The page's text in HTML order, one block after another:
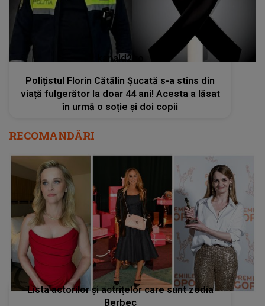
kanald2.ro
Polițistul Florin Cătălin Șucată s-a stins din
viață fulgerător la doar 44 ani! Acesta a lăsat
în urmă o soție și doi copii
RECOMANDĂRI
Lista actorilor și actrițelor care sunt zodia
Berbec